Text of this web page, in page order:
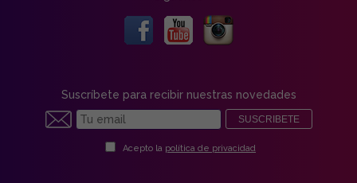
Suscríbete para recibir nuestras novedades
SUSCRIBETE
Acepto la política de privacidad